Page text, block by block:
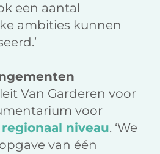
een aantal
ambities kunnen
Van Garderen voor
voor
niveau. ‘We
van één